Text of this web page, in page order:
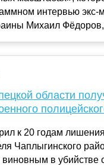
интервью экс-
Михаил
области
к 20 годам
Чаплыгинского
виновным в убийстве